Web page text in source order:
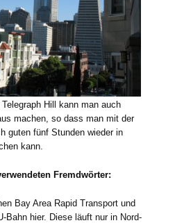
Hill kann man auch
machen, so dass man mit der
guten fünf Stunden wieder in
kann.
Fremdwörter:
Bay Area Rapid Transport und
Bahn hier. Diese läuft nur in Nord-